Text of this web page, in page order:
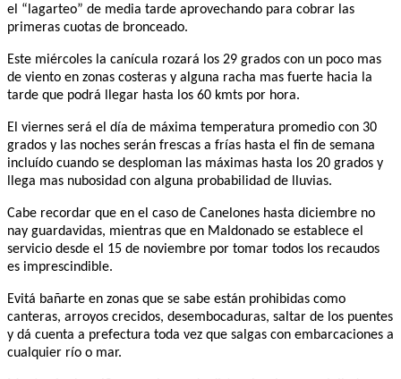
el “lagarteo” de media tarde aprovechando para cobrar las
primeras cuotas de bronceado.
Este miércoles la canícula rozará los 29 grados con un poco mas
de viento en zonas costeras y alguna racha mas fuerte hacia la
tarde que podrá llegar hasta los 60 kmts por hora.
El viernes será el día de máxima temperatura promedio con 30
grados y las noches serán frescas a frías hasta el fin de semana
incluído cuando se desploman las máximas hasta los 20 grados y
llega mas nubosidad con alguna probabilidad de lluvias.
Cabe recordar que en el caso de Canelones hasta diciembre no
nay guardavidas, mientras que en Maldonado se establece el
servicio desde el 15 de noviembre por tomar todos los recaudos
es imprescindible.
Evitá bañarte en zonas que se sabe están prohibidas como
canteras, arroyos crecidos, desembocaduras, saltar de los puentes
y dá cuenta a prefectura toda vez que salgas con embarcaciones a
cualquier río o mar.